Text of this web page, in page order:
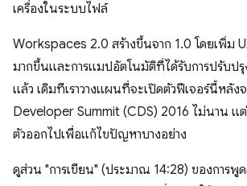
เครื่องในระบบไฟล์
Workspaces 2.0 สร้างขึ้นจาก 1.0 โดยเพิ่ม
มากขึ้นและการแมปอัตโนมัติที่ได้รับการปรับป
แล้ว เดิมทีเราวางแผนที่จะเปิดตัวฟีเจอร์นี้หลัง
Developer Summit (CDS) 2016 ไม่นาน แ
ตัวออกไปเพื่อแก้ไขปัญหาบางอย่าง
ดูส่วน "การเขียน" (ประมาณ 14:28) ของการพู